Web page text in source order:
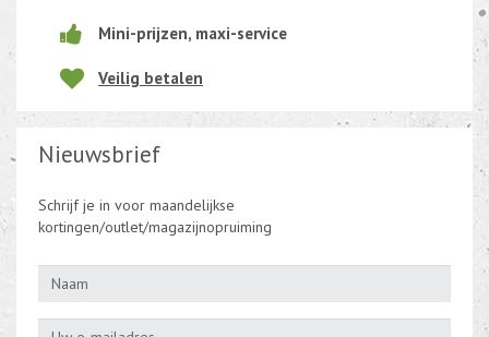
Mini-prijzen, maxi-service
Veilig betalen
Nieuwsbrief
Schrijf je in voor maandelijkse
kortingen/outlet/magazijnopruiming